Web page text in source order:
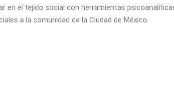
en el tejido social con herramientas
a la comunidad de la Ciudad de México.